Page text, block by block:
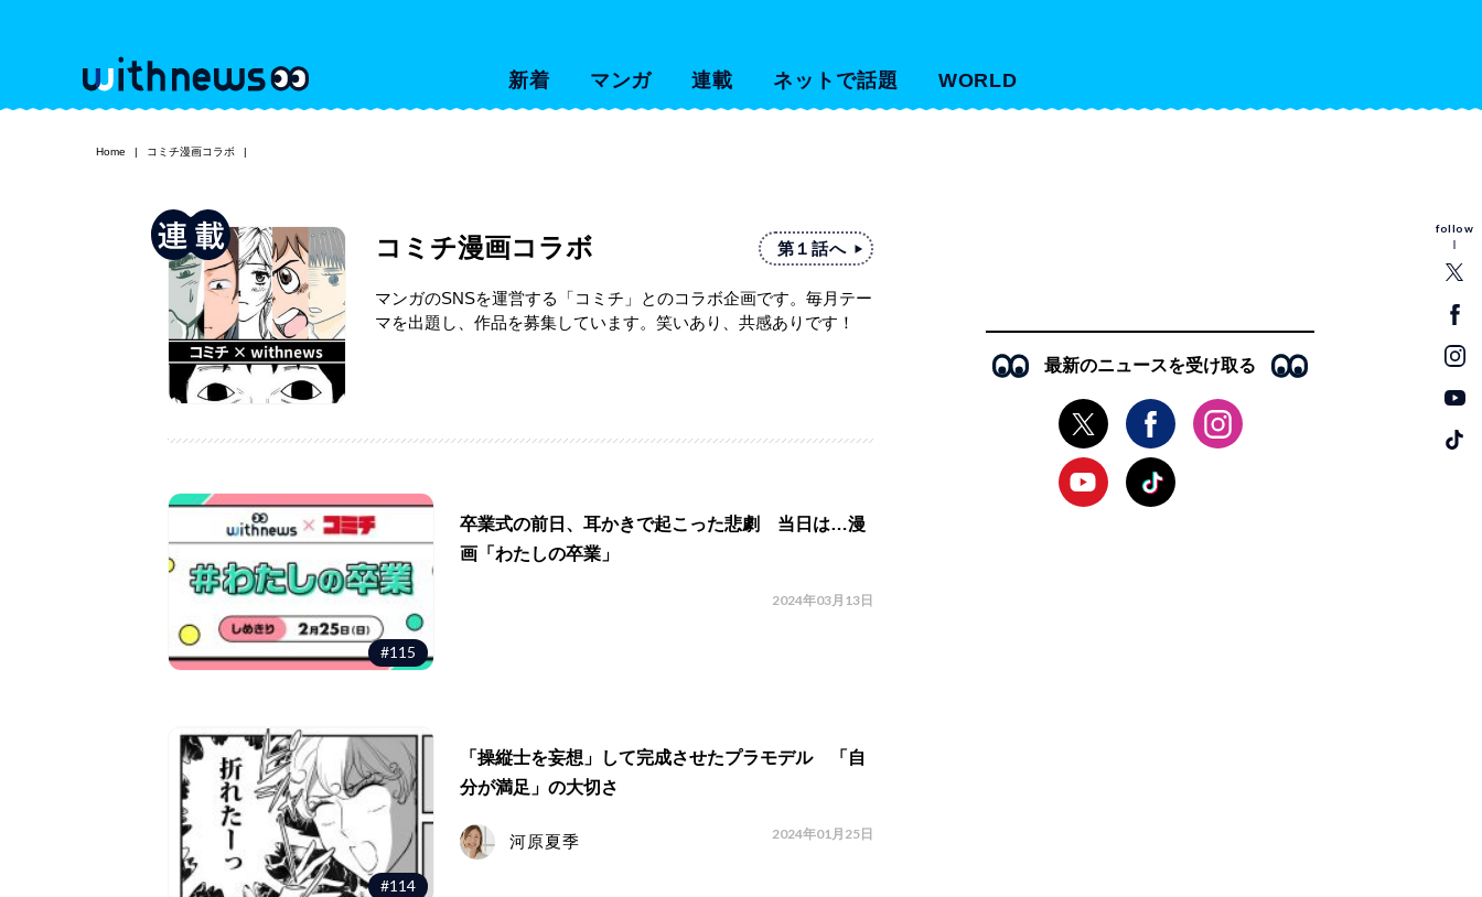
新着 マンガ 連載 ネットで話題 WORLD
follow
Home コミチ漫画コラボ
コミチ漫画コラボ 第１話へ
マンガのSNSを運営する「コミチ」とのコラボ企画です。毎月テー
マを出題し、作品を募集しています。笑いあり、共感ありです！
#115
卒業式の前日、耳かきで起こった悲劇 当日は…漫
画「わたしの卒業」
2024年03月13日
#114
「操縦士を妄想」して完成させたプラモデル 「自
分が満足」の大切さ
河原夏季 2024年01月25日
最新のニュースを受け取る